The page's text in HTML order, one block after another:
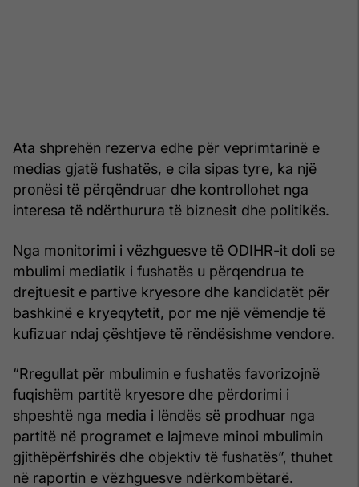
Ata shprehën rezerva edhe për veprimtarinë e
medias gjatë fushatës, e cila sipas tyre, ka një
pronësi të përqëndruar dhe kontrollohet nga
interesa të ndërthurura të biznesit dhe politikës.
Nga monitorimi i vëzhguesve të ODIHR-it doli se
mbulimi mediatik i fushatës u përqendrua te
drejtuesit e partive kryesore dhe kandidatët për
bashkinë e kryeqytetit, por me një vëmendje të
kufizuar ndaj çështjeve të rëndësishme vendore.
“Rregullat për mbulimin e fushatës favorizojnë
fuqishëm partitë kryesore dhe përdorimi i
shpeshtë nga media i lëndës së prodhuar nga
partitë në programet e lajmeve minoi mbulimin
gjithëpërfshirës dhe objektiv të fushatës”, thuhet
në raportin e vëzhguesve ndërkombëtarë.